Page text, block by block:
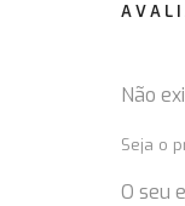
Não
Seja o
O seu